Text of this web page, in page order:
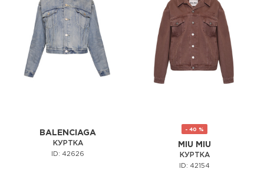
BALENCIAGA
КУРТКА
ID: 42626
- 40 %
MIU MIU
КУРТКА
ID: 42154